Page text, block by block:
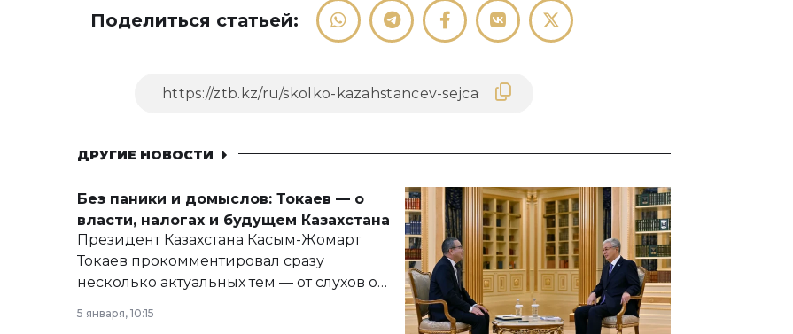
Поделиться статьей:
ДРУГИЕ НОВОСТИ
Без паники и домыслов: Токаев — о
власти, налогах и будущем Казахстана
Президент Казахстана Касым-Жомарт
Токаев прокомментировал сразу
несколько актуальных тем — от слухов о
армии, экономики и личного здоровья.
5 января, 10:15